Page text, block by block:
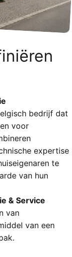
onze
bedrijf dat
voor
expertise
te
van hun
& Service
van
van een